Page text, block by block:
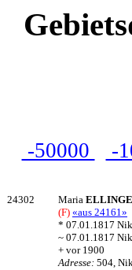
-50000 -
24302 Maria
(F) «aus 24161»
* 07.01.1817
~ 07.01.1817
+ vor 1900
Adresse: 504,